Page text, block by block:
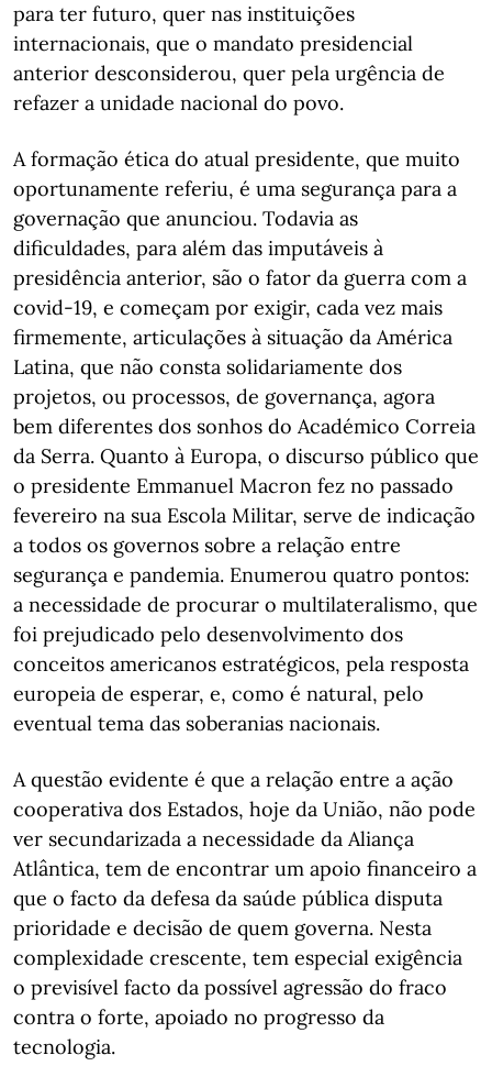
para ter futuro, quer nas instituições
internacionais, que o mandato presidencial
anterior desconsiderou, quer pela urgência de
refazer a unidade nacional do povo.
A formação ética do atual presidente, que muito
oportunamente referiu, é uma segurança para a
governação que anunciou. Todavia as
dificuldades, para além das imputáveis à
presidência anterior, são o fator da guerra com a
covid-19, e começam por exigir, cada vez mais
firmemente, articulações à situação da América
Latina, que não consta solidariamente dos
projetos, ou processos, de governança, agora
bem diferentes dos sonhos do Académico Correia
da Serra. Quanto à Europa, o discurso público que
o presidente Emmanuel Macron fez no passado
fevereiro na sua Escola Militar, serve de indicação
a todos os governos sobre a relação entre
segurança e pandemia. Enumerou quatro pontos:
a necessidade de procurar o multilateralismo, que
foi prejudicado pelo desenvolvimento dos
conceitos americanos estratégicos, pela resposta
europeia de esperar, e, como é natural, pelo
eventual tema das soberanias nacionais.
A questão evidente é que a relação entre a ação
cooperativa dos Estados, hoje da União, não pode
ver secundarizada a necessidade da Aliança
Atlântica, tem de encontrar um apoio financeiro a
que o facto da defesa da saúde pública disputa
prioridade e decisão de quem governa. Nesta
complexidade crescente, tem especial exigência
o previsível facto da possível agressão do fraco
contra o forte, apoiado no progresso da
tecnologia.